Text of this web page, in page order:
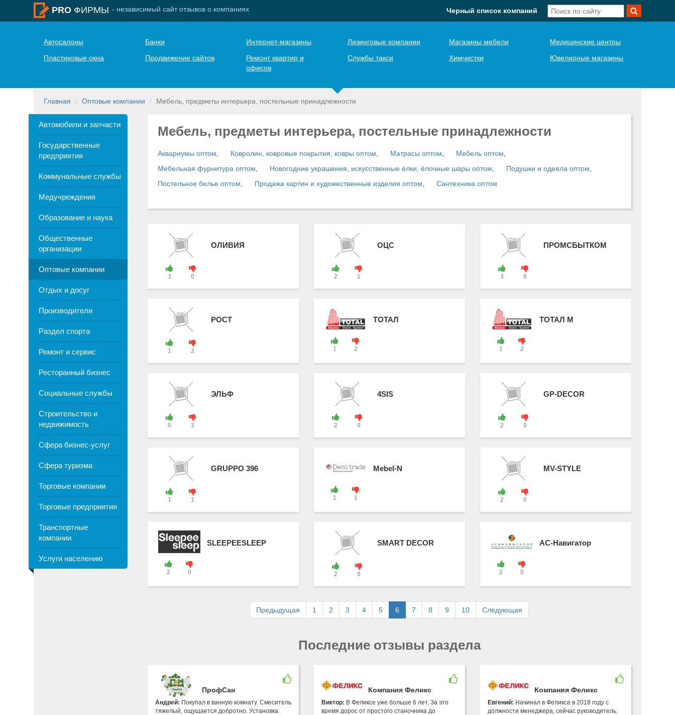
PRO ФИРМЫ - независимый сайт отзывов о компаниях Черный список компаний
Автосалоны Банки Интернет-магазины Лизинговые компании Магазины мебели
Медицинские центры
Пластиковые окна
Продвижение сайтов
Ремонт квартир и
офисов
Службы такси Химчистки Ювелирные магазины
Главная Оптовые компании Мебель, предметы интерьера, постельные принадлежности
Автомобили и запчасти
Государственные
предприятия
Коммунальные службы
Медучреждения
Образование и наука
Общественные
организации
Оптовые компании
Отдых и досуг
Производители
Раздел спорта
Ремонт и сервис
Ресторанный бизнес
Социальные службы
Строительство и
недвижимость
Сфера бизнес-услуг
Сфера туризма
Торговые компании
Торговые предприятия
Транспортные
компании
Услуги населению
Мебель, предметы интерьера, постельные принадлежности
Аквариумы оптом Ковролин, ковровые покрытия, ковры оптом Матрасы оптом Мебель оптом
Мебельная фурнитура оптом
Новогодние украшения, искусственные ёлки, ёлочные шары оптом Подушки и одеяла оптом
Постельное белье оптом
Продажа картин и художественные изделия оптом Сантехника оптом
3 0
ОЛИВИЯ
2 1
ОЦС
3 0
ПРОМСБЫТКОМ
1 2
РОСТ
1 2
ТОТАЛ
1 2
ТОТАЛ М
0 3
ЭЛЬФ
2 0
4SIS
2 0
GP-DECOR
1 1
GRUPPO 396
1 1
Mebel-N
2 0
MV-STYLE
2 0
SLEEPEESLEEP
2 0
SMART DECOR
2 0
АС-Навигатор
Предыдущая 1 2 3 4 5 6 7 8 9 10 Следующая
Последние отзывы раздела
ПрофСан
Андрей: Покупал в ванную комнату. Смеситель
тяжелый, ощущается добротно. Установка
Компания Феликс
Виктор: В Феликсе уже больше 6 лет. За это
время дорос от простого станочника до
Компания Феликс
Евгений: Начинал в Феликсе в 2018 году с
должности менеджера, сейчас руководитель.